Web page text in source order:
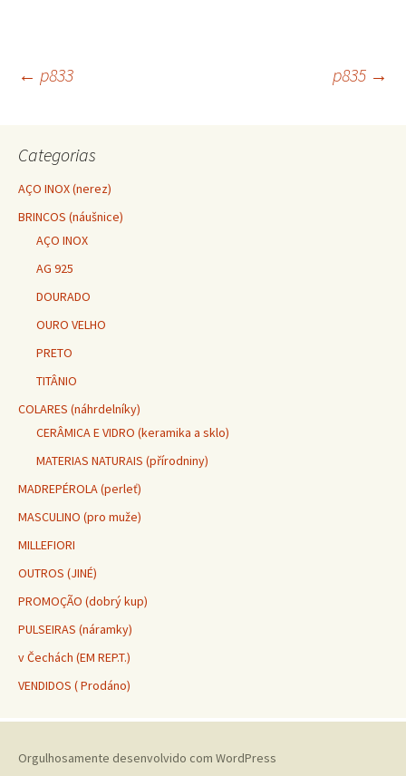
← p833 p835 →
Categorias
AÇO INOX (nerez)
BRINCOS (náušnice)
AÇO INOX
AG 925
DOURADO
OURO VELHO
PRETO
TITÂNIO
COLARES (náhrdelníky)
CERÂMICA E VIDRO (keramika a sklo)
MATERIAS NATURAIS (přírodniny)
MADREPÉROLA (perleť)
MASCULINO (pro muže)
MILLEFIORI
OUTROS (JINÉ)
PROMOÇÃO (dobrý kup)
PULSEIRAS (náramky)
v Čechách (EM REP.T.)
VENDIDOS ( Prodáno)
Orgulhosamente desenvolvido com WordPress